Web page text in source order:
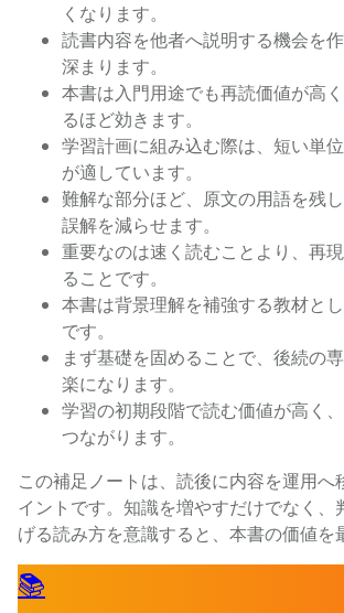
くなります。
読書内容を他者へ説明する機会を
深まります。
本書は入門用途でも再読価値が高
るほど効きます。
学習計画に組み込む際は、短い単
が適しています。
難解な部分ほど、原文の用語を残
誤解を減らせます。
重要なのは速く読むことより、再
ることです。
本書は背景理解を補強する教材と
です。
まず基礎を固めることで、後続の
楽になります。
学習の初期段階で読む価値が高く
つながります。
この補足ノートは、読後に内容を運用へ
イントです。知識を増やすだけでなく、
げる読み方を意識すると、本書の価値を
📚